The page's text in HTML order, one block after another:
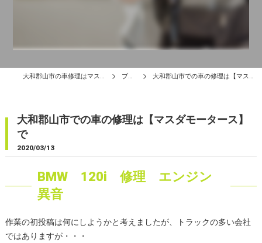
大和郡山市の車修理はマスダモータース ブログ 大和郡山市での車の修理は【マスダモータース】で
大和郡山市での車の修理は【マスダモータース】
で
2020/03/13
BMW 120i 修理 エンジン
異音
作業の初投稿は何にしようかと考えましたが、トラックの多い会社
ではありますが・・・